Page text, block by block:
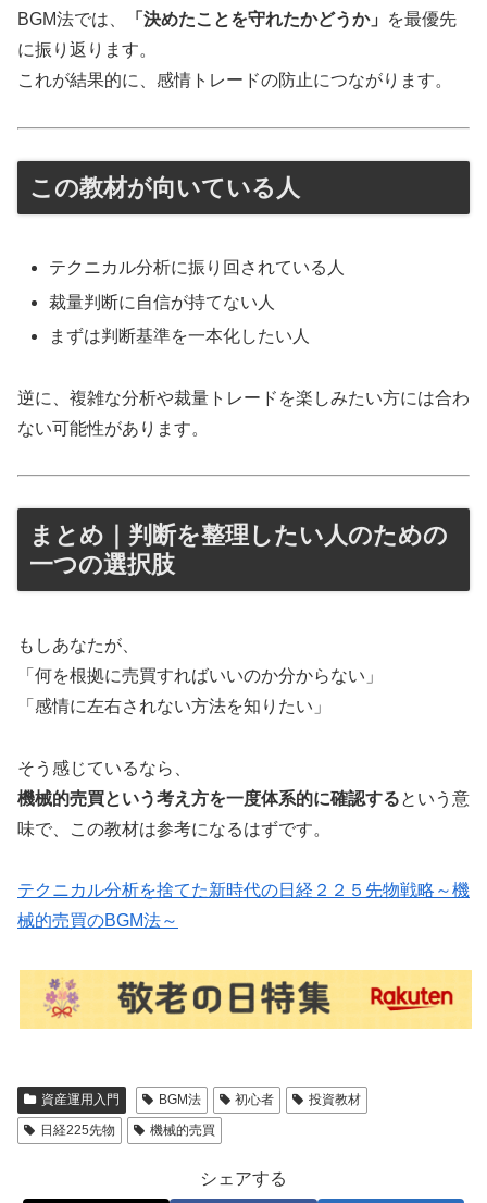
BGM法では、 「決めたことを守れたかどうか」
を最優先
に振り返ります。
これが結果的に、感情トレードの防止につながります。
この教材が向いている人
テクニカル分析に振り回されている人
裁量判断に自信が持てない人
まずは判断基準を一本化したい人
逆に、複雑な分析や裁量トレードを楽しみたい方には合わ
ない可能性があります。
まとめ｜判断を整理したい人のための
一つの選択肢
もしあなたが、
「何を根拠に売買すればいいのか分からない」
「感情に左右されない方法を知りたい」
そう感じているなら、
機械的売買という考え方を一度体系的に確認するという意
味で、この教材は参考になるはずです。
テクニカル分析を捨てた新時代の日経２２５先物戦略～機
械的売買のBGM法～
資産運用入門 BGM法 初心者
投資教材
日経225先物
機械的売買
シェアする